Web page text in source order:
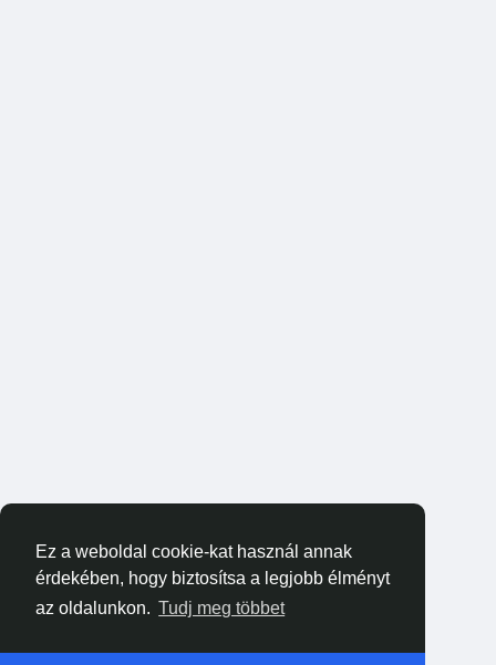
Ez a weboldal cookie-kat használ annak
érdekében, hogy biztosítsa a legjobb élményt
az oldalunkon. Tudj meg többet